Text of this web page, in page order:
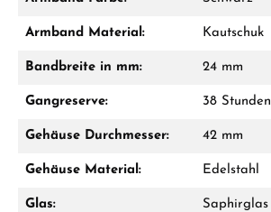
Armband Material: Kautschuk
Bandbreite in mm: 24 mm
Gangreserve: 38 Stunden
Gehäuse Durchmesser: 42 mm
Gehäuse Material: Edelstahl
Glas: Saphirglas